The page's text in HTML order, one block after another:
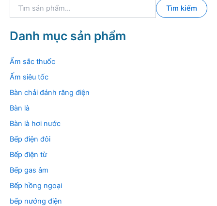
k
i
m
Tìm kiếm
Danh mục sản phẩm
Ấm sắc thuốc
Ấm siêu tốc
Bàn chải đánh răng điện
Bàn là
Bàn là hơi nước
Bếp điện đôi
Bếp điện từ
Bếp gas âm
Bếp hồng ngoại
bếp nướng điện